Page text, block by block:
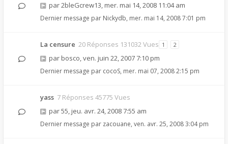
par2bleGcrew13, mer. mai 14, 2008 11:04 am
Dernier message par Nickydb, mer. mai 14, 2008 7:01 pm
La censure 20 Réponses 131032 Vues 1 2
par bosco,ven. juin 22, 2007 7:10 pm
Dernier message par cocoS, mer. mai 07, 2008 2:15 pm
yass 7 Réponses 45775 Vues
par55, jeu. avr. 24, 2008 7:55 am
Dernier message par zacouane, ven. avr. 25, 2008 3:04 pm